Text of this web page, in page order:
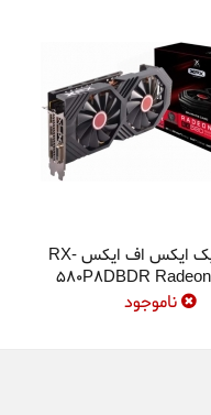
کارت گرافیک ایکس اف ایکس RX-
580P8DBDR
GTS Black Edition
ناموجود